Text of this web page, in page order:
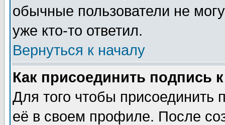
обычные пользователи не
уже кто-то ответил.
Вернуться к началу
Как присоединить подпись
Для того чтобы присоединить
её в своем профиле. После